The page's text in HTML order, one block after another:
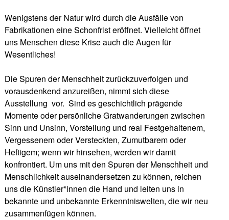
Wenigstens der Natur wird durch die Ausfälle von
Fabrikationen eine Schonfrist eröffnet. Vielleicht öffnet
uns Menschen diese Krise auch die Augen für
Wesentliches!
Die Spuren der Menschheit zurückzuverfolgen und
vorausdenkend anzureißen, nimmt sich diese
Ausstellung vor. Sind es geschichtlich prägende
Momente oder persönliche Gratwanderungen zwischen
Sinn und Unsinn, Vorstellung und real Festgehaltenem,
Vergessenem oder Versteckten, Zumutbarem oder
Heftigem; wenn wir hinsehen, werden wir damit
konfrontiert. Um uns mit den Spuren der Menschheit und
Menschlichkeit auseinandersetzen zu können, reichen
uns die Künstler*innen die Hand und leiten uns in
bekannte und unbekannte Erkenntniswelten, die wir neu
zusammenfügen können.